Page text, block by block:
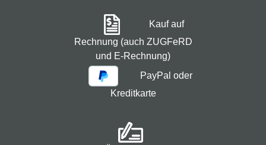
Kauf auf
Rechnung (auch ZUGFeRD
und E-Rechnung)
PayPal oder
Kreditkarte